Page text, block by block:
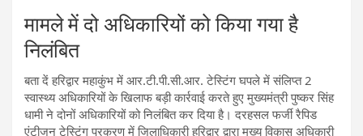
मामले में दो अधिकारियों को किया गया है
निलंबित
बता दें हरिद्वार महाकुंभ में आर.टी.पी.सी.आर. टेस्टिंग घपले में संलिप्त 2
स्वास्थ्य अधिकारियों के खिलाफ बड़ी कार्रवाई करते हुए मुख्यमंत्री पुष्कर सिंह
धामी ने दोनों अधिकारियों को निलंबित कर दिया है। दरहसल फर्जी रैपिड
एंटीजन टेस्टिंग प्रकरण में जिलाधिकारी हरिद्वार द्वारा मुख्य विकास अधिकारी